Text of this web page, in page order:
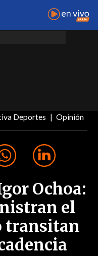
Deportes Opinión
Ochoa:
el
transitan